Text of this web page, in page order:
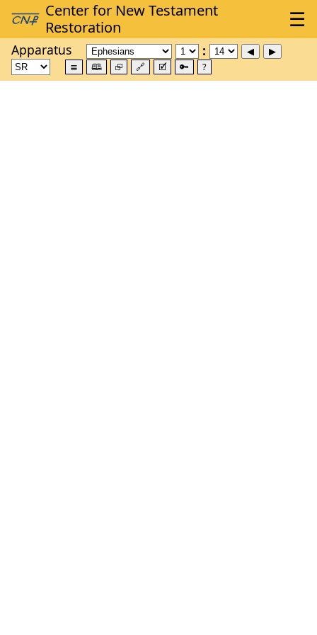
Apparatus
≣ 🕮 ⮺ 🔗 🗹 🔑 ?